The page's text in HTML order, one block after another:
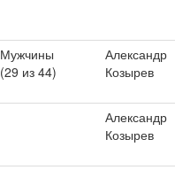
Мужчины
(29 из 44)
Александр
Козырев
Александр
Козырев